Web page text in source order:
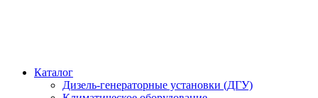
Каталог
Дизель-генераторные установки (ДГУ)